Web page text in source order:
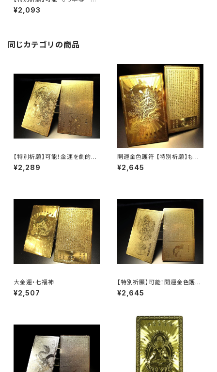
身護符 酉(とり)年 不動明王
お守り 護符 ご利益
¥2,093
同じカテゴリの商品
【特別祈願】可能！金運を劇的に
開花する開運金色護符(四神)
¥2,289
開運金色護符 【特別祈願】も可
能です。開運力が上がります。
¥2,645
大金運・七福神
¥2,507
【特別祈願】可能！開運金色護
符・愛染明王（あいぜんみょうお
う）直江兼続が崇拝する守護神_
¥2,645